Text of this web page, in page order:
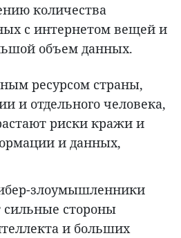
количества
с интернетом вещей и
объем данных.
ресурсом страны,
и отдельного человека,
риски кражи и
и данных,
злоумышленники
стороны
и больших